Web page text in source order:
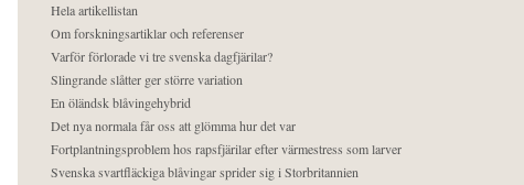
Hela artikellistan
Om forskningsartiklar och referenser
Varför förlorade vi tre svenska dagfjärilar?
Slingrande slåtter ger större variation
En öländsk blåvingehybrid
Det nya normala får oss att glömma hur det var
Fortplantningsproblem hos rapsfjärilar efter värmestress som larver
Svenska svartfläckiga blåvingar sprider sig i Storbritannien